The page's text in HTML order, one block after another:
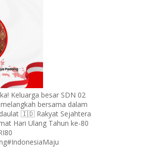
Keluarga besar SDN 02
bersama dalam
🇮🇩 Rakyat Sejahtera
Hari Ulang Tahun ke-80